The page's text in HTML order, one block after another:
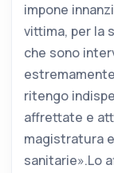
impone
vittima, per la
che sono
ritengo
affrettate e
magistratura
sanitarie».Lo